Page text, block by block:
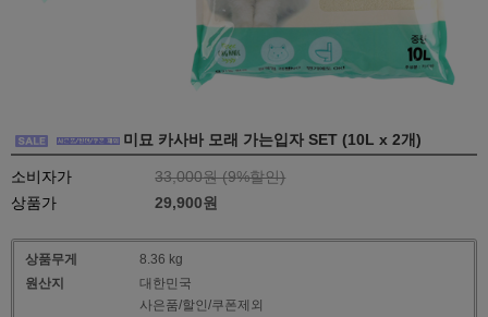
미묘 카사바 모래 가는입자 SET (10L x 2개)
소비자가 33,000원 (9%할인)
상품가
29,900원
상품무게
8.36 kg
원산지
대한민국
사은품/할인/쿠폰제외